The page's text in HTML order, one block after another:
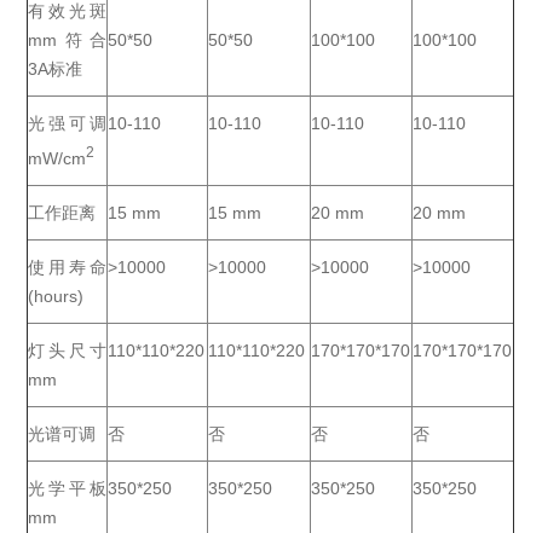
有效光斑
mm符合
3A标准
50*50 50*50 100*100 100*100
光强可调
mW/cm2
10-110 10-110 10-110 10-110
工作距离 15 mm 15 mm 20 mm 20 mm
使用寿命
(hours)
>10000 >10000 >10000 >10000
灯头尺寸
mm
110*110*220 110*110*220 170*170*170170*170*170
光谱可调 否 否 否 否
光学平板
mm
350*250 350*250 350*250 350*250